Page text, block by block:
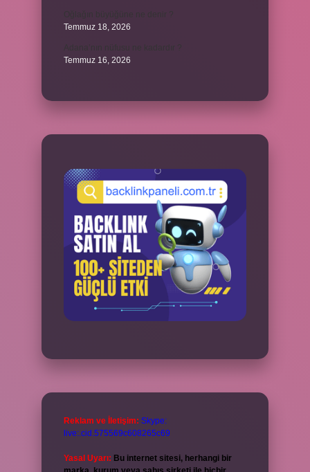
Temmuz 18, 2026
Temmuz 16, 2026
Reklam ve İletişim: Skype:
live:.cid.575569c608265c69
Yasal Uyarı: Bu internet sitesi, herhangi bir